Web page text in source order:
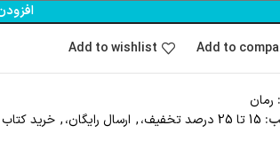
Add to
Add to wishlist
رمان
15 تا 25 درصد تخفیف، , ارسال رایگان،, خرید کتاب